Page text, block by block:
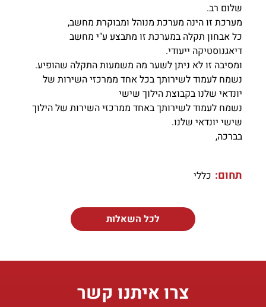
שלום רב.
מערכת זו הינה מערכת מנוהל ומבוקרת מחשב,
כל אבחון תקלה במערכת זו מתבצע ע"י מחשב
דיאגנוסטיקה ייעודי.
ומסיבה זו לא ניתן לשער מה משמעות התקלה שהופיע.
נשמח לעמוד לשירותך בכל אחד ממרכזי השירות של
יונדאי שלנו בקבוצת הילוך שישי
נשמח לעמוד לשירותך באחד ממרכזי השירות של הילוך
שישי יונדאי שלנו.
בברכה,
תחום: כללי
לכל השאלות
צרו איתנו קשר